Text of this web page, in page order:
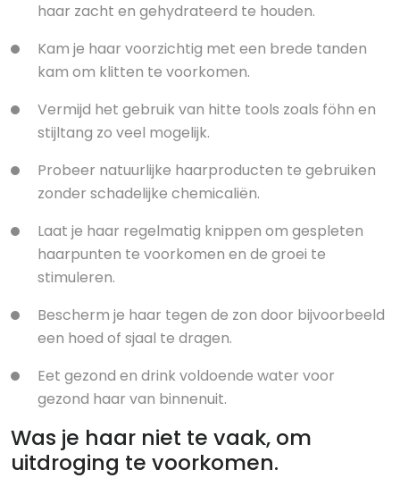
haar zacht en gehydrateerd te houden.
Kam je haar voorzichtig met een brede tanden
kam om klitten te voorkomen.
Vermijd het gebruik van hitte tools zoals föhn en
stijltang zo veel mogelijk.
Probeer natuurlijke haarproducten te gebruiken
zonder schadelijke chemicaliën.
Laat je haar regelmatig knippen om gespleten
haarpunten te voorkomen en de groei te
stimuleren.
Bescherm je haar tegen de zon door bijvoorbeeld
een hoed of sjaal te dragen.
Eet gezond en drink voldoende water voor
gezond haar van binnenuit.
Was je haar niet te vaak, om
uitdroging te voorkomen.